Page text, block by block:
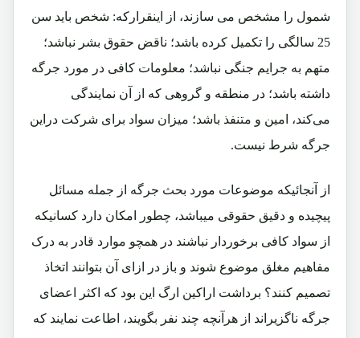
شمول را مشخص می سازند، از اینقرارکه: شخص باید سن
25 سالگی را تکمیل کرده باشد؛ ناقض حقوق بشر نباشد؛
متهم به جرایم جنگی نباشد؛ معلومات کافی در مورد جرگه
داشته باشد؛ در منطقه و گروهی که از آن نمایندگی
می‌کند، امین و متنفذ باشد؛ میزان سواد برای شرکت دراین
جرگه شرط نیست.
از آنجائیکه موضوعات مورد بحث جرگه از جمله مسائل
پیچیده و دقیق حقوقی میباشد، چطور امکان دارد کسانیکه
از سواد کافی برخوردار نباشند در همچو موارد قادر به درک
مفاهیم مغلق موضوع شوند و باز در ازای آن بتوانند اتخاذ
تصمیم کنند؟ برداشت اراکین ارگ این بود که اکثر اعضای
جرگه ناگزیراند از هرآنچه چند نفر بگویند، اطاعت نمایند که